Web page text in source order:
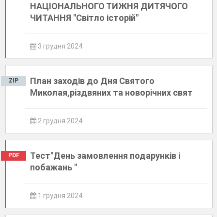
НАЦІОНАЛЬНОГО ТИЖНЯ ДИТЯЧОГО
ЧИТАННЯ "Світло історій"
3 грудня 2024
ZIP
План заходів до Дня Святого
Миколая,різдвяних та новорічних свят
2 грудня 2024
PDF
Тест"День замовлення подарунків і
побажань "
1 грудня 2024